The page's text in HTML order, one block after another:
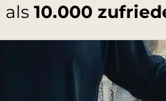
als 10.000